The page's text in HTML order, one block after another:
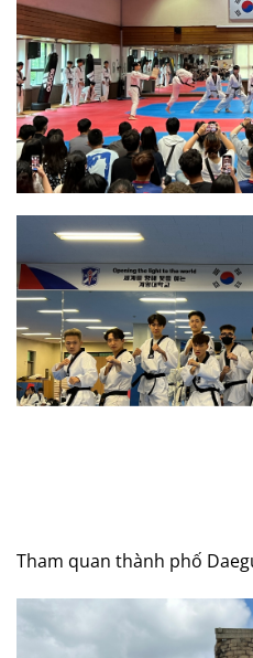
Tham quan thành phố